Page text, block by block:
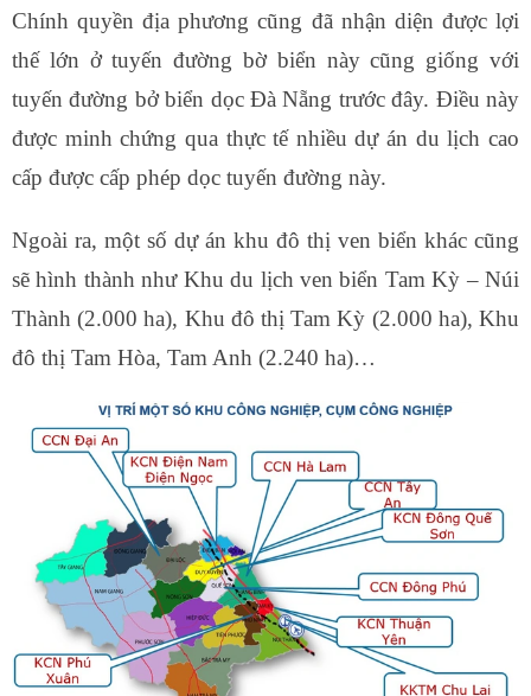
Chính quyền địa phương cũng đã nhận diện được lợi
thế lớn ở tuyến đường bờ biển này cũng giống với
tuyến đường bở biển dọc Đà Nẵng trước đây. Điều này
được minh chứng qua thực tế nhiều dự án du lịch cao
cấp được cấp phép dọc tuyến đường này.
Ngoài ra, một số dự án khu đô thị ven biển khác cũng
sẽ hình thành như Khu du lịch ven biển Tam Kỳ – Núi
Thành (2.000 ha), Khu đô thị Tam Kỳ (2.000 ha), Khu
đô thị Tam Hòa, Tam Anh (2.240 ha)…